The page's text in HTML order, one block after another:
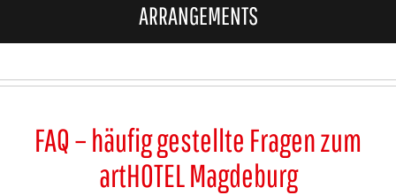
ARRANGEMENTS
FAQ – häufig gestellte Fragen zum
artHOTEL Magdeburg